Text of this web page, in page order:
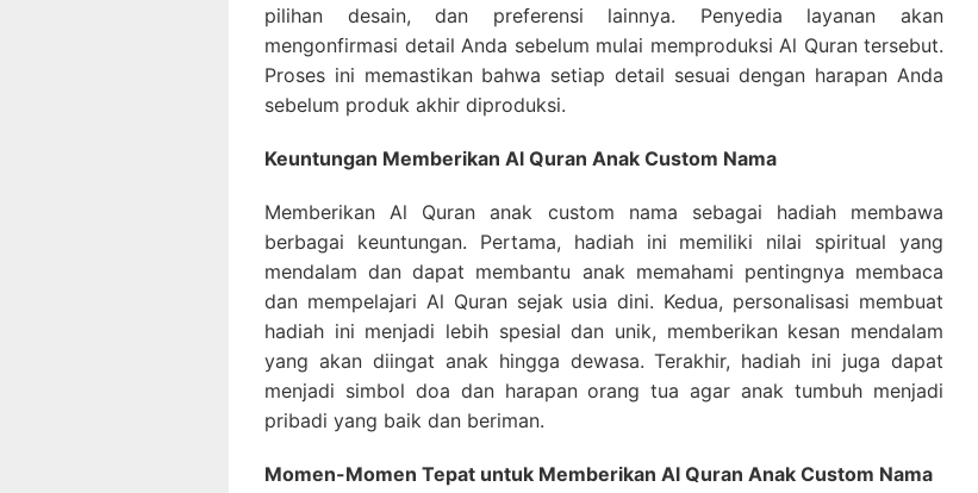
pilihan desain, dan preferensi lainnya. Penyedia layanan akan
mengonfirmasi detail Anda sebelum mulai memproduksi Al Quran tersebut.
Proses ini memastikan bahwa setiap detail sesuai dengan harapan Anda
sebelum produk akhir diproduksi.
Keuntungan Memberikan Al Quran Anak Custom Nama
Memberikan Al Quran anak custom nama sebagai hadiah membawa
berbagai keuntungan. Pertama, hadiah ini memiliki nilai spiritual yang
mendalam dan dapat membantu anak memahami pentingnya membaca
dan mempelajari Al Quran sejak usia dini. Kedua, personalisasi membuat
hadiah ini menjadi lebih spesial dan unik, memberikan kesan mendalam
yang akan diingat anak hingga dewasa. Terakhir, hadiah ini juga dapat
menjadi simbol doa dan harapan orang tua agar anak tumbuh menjadi
pribadi yang baik dan beriman.
Momen-Momen Tepat untuk Memberikan Al Quran Anak Custom Nama